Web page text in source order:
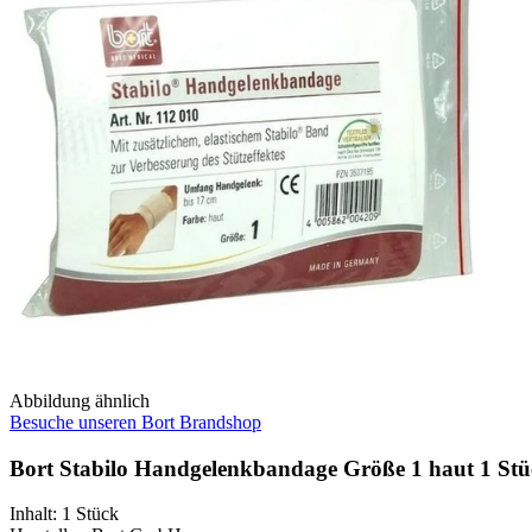
Abbildung ähnlich
Besuche unseren Bort Brandshop
Bort Stabilo Handgelenkbandage Größe 1 haut 1
Inhalt: 1 Stück